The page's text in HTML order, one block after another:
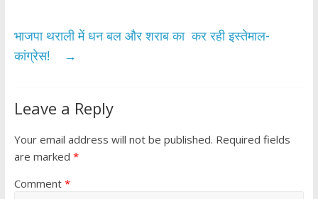
k p
भाजपा थराली में धन बल और शराब का कर रही इस्तेमाल-
कांग्रेस!
→
Leave a Reply
Your email address will not be published. Required fields
are marked *
Comment *